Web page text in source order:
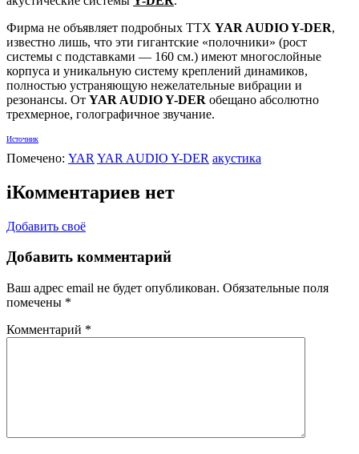
Фирма не объявляет подробных ТТХ YAR AUDIO Y-DER,
известно лишь, что эти гигантские «полочники» (рост
системы с подставками — 160 см.) имеют многослойные
корпуса и уникальную систему креплений динамиков,
полностью устраняющую нежелательные вибрации и
резонансы. От YAR AUDIO Y-DER обещано абсолютно
трехмерное, голографичное звучание.
Источник
Помечено: YAR YAR AUDIO Y-DER акустика
iКомментариев нет
Добавить своё
Добавить комментарий
Ваш адрес email не будет опубликован. Обязательные поля
помечены *
Комментарий *